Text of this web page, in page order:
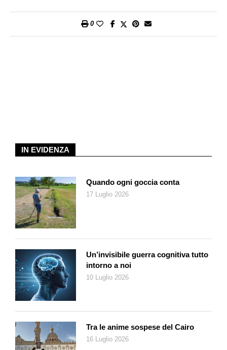
effettuare operazioni bancarie da qualsiasi luogo e in qualsiasi
proteggono anche l’ambiente. Si raccomanda anche di
prelevare contanti solo presso i Bancomat della propria banca,
di contanti presso i Bancomat della concorrenza sono quasi
sempre soggetti a commissioni. Un conto presso la Banca
Migros consente di prelevare contanti senza spese non
soltanto presso i Bancomat della banca stessa, ma anche alle
casse dei supermercati Migros e Denner, fino a 1000 franchi
specifici.
Suggerimento
Richieda l’invio gratuito delle fatture tramite eBill. Con questa
fatture direttamente nell’e-banking e pagarle con pochi clic.
Aprire un conto privato
Effettui in tutta praticità le operazioni bancarie quotidiane:
0
IN EVIDENZA
Quando ogni goccia conta
17 Luglio 2026
Un’invisibile guerra cognitiva tutto
intorno a noi
10 Luglio 2026
Tra le anime sospese del Cairo
16 Luglio 2026